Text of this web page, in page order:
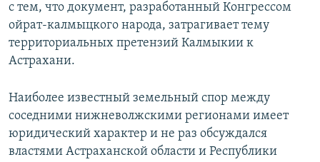
с тем, что документ, разработанный Конгрессом
ойрат-калмыцкого народа, затрагивает тему
территориальных претензий Калмыкии к
Астрахани.
Наиболее известный земельный спор между
соседними нижневолжскими регионами имеет
юридический характер и не раз обсуждался
властями Астраханской области и Республики